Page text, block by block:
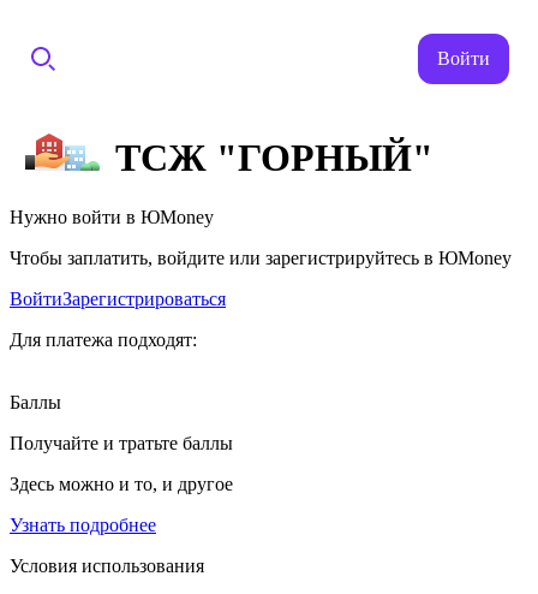
Войти
ТСЖ "ГОРНЫЙ"
Нужно войти в ЮMoney
Чтобы заплатить, войдите или зарегистрируйтесь в ЮMoney
ВойтиЗарегистрироваться
Для платежа подходят:
Баллы
Получайте и тратьте баллы
Здесь можно и то, и другое
Узнать подробнее
Условия использования